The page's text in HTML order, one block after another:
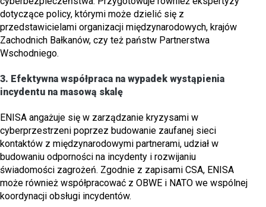
dotyczące policy, którymi może dzielić się z
przedstawicielami organizacji międzynarodowych, krajów
Zachodnich Bałkanów, czy też państw Partnerstwa
Wschodniego.
3. Efektywna współpraca na wypadek wystąpienia
incydentu na masową skalę
ENISA angażuje się w zarządzanie kryzysami w
cyberprzestrzeni poprzez budowanie zaufanej sieci
kontaktów z międzynarodowymi partnerami, udział w
budowaniu odporności na incydenty i rozwijaniu
świadomości zagrożeń. Zgodnie z zapisami CSA, ENISA
może również współpracować z OBWE i NATO we wspólnej
koordynacji obsługi incydentów.